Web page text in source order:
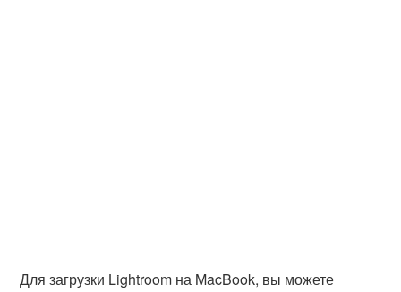
Для загрузки Lightroom на MacBook, вы можете